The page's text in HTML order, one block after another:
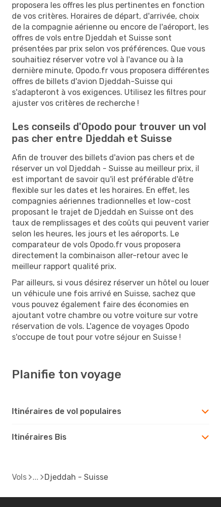
proposera les offres les plus pertinentes en fonction
de vos critères. Horaires de départ, d'arrivée, choix
de la compagnie aérienne ou encore de l'aéroport, les
offres de vols entre Djeddah et Suisse sont
présentées par prix selon vos préférences. Que vous
souhaitiez réserver votre vol à l'avance ou à la
dernière minute, Opodo.fr vous proposera différentes
offres de billets d'avion Djeddah-Suisse qui
s'adapteront à vos exigences. Utilisez les filtres pour
ajuster vos critères de recherche !
Les conseils d'Opodo pour trouver un vol
pas cher entre Djeddah et Suisse
Afin de trouver des billets d'avion pas chers et de
réserver un vol Djeddah - Suisse au meilleur prix, il
est important de savoir qu'il est préférable d'être
flexible sur les dates et les horaires. En effet, les
compagnies aériennes tradionnelles et low-cost
proposant le trajet de Djeddah en Suisse ont des
taux de remplissages et des coûts qui peuvent varier
selon les heures, les jours et les aéroports. Le
comparateur de vols Opodo.fr vous proposera
directement la combinaison aller-retour avec le
meilleur rapport qualité prix.
Par ailleurs, si vous désirez réserver un hôtel ou louer
un véhicule une fois arrivé en Suisse, sachez que
vous pouvez également faire des économies en
ajoutant votre chambre ou votre voiture sur votre
réservation de vols. L'agence de voyages Opodo
s'occupe de tout pour votre séjour en Suisse !
Planifie ton voyage
Itinéraires de vol populaires
Itinéraires Bis
Vols Djeddah - Suisse